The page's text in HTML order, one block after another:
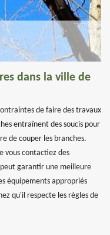
dans la ville de
de faire des travaux
entraînent des soucis pour
de couper les branches.
vous contactiez des
garantir une meilleure
équipements appropriés
qu'il respecte les règles de